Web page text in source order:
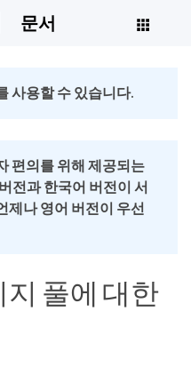
문서
사용할 수 있습니다.
편의를 위해 제공되는
전과 한국어 버전이 서
제나 영어 버전이 우선
풀에 대한